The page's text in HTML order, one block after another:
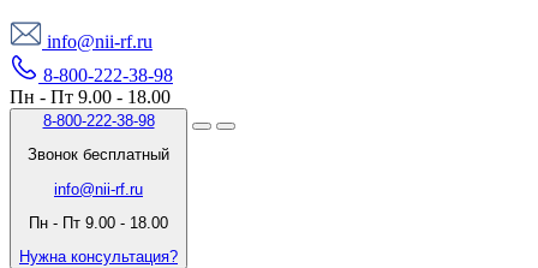
info@nii-rf.ru
8-800-222-38-98
Пн - Пт 9.00 - 18.00
8-800-222-38-98
Звонок бесплатный
info@nii-rf.ru
Пн - Пт 9.00 - 18.00
Нужна консультация?